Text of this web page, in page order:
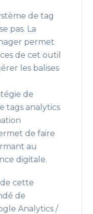
de tag
pas. La
permet
de cet outil
les balises
de
tags analytics
de faire
au
digitale.
cette
de
Analytics /